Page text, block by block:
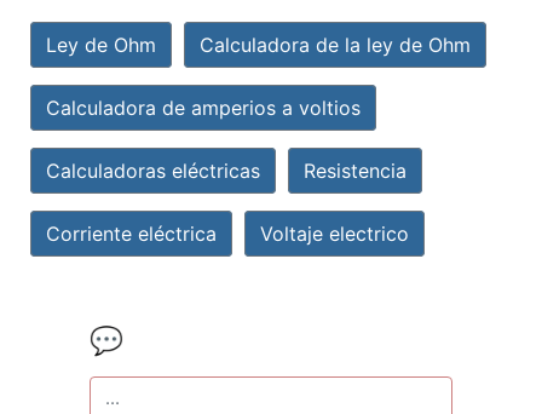
Ley de Ohm Calculadora de la ley de Ohm
Calculadora de amperios a voltios
Calculadoras eléctricas Resistencia
Corriente eléctrica Voltaje electrico
💬